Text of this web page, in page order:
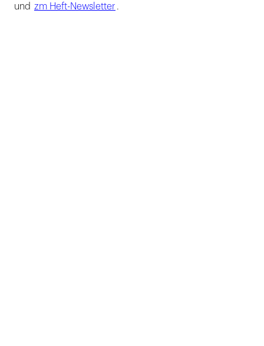
und zm Heft-Newsletter .